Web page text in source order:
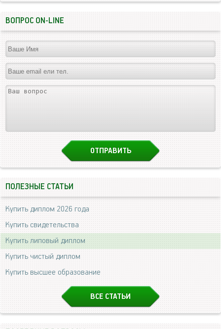
ВОПРОС ON-LINE
ПОЛЕЗНЫЕ СТАТЬИ
Купить диплом 2026 года
Купить свидетельства
Купить липовый диплом
Купить чистый диплом
Купить высшее образование
ВСЕ СТАТЬИ